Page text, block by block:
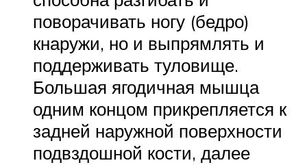
поворачивать ногу (бедро)
кнаружи, но и выпрямлять и
поддерживать туловище.
Большая ягодичная мышца
одним концом прикрепляется к
задней наружной поверхности
подвздошной кости, далее